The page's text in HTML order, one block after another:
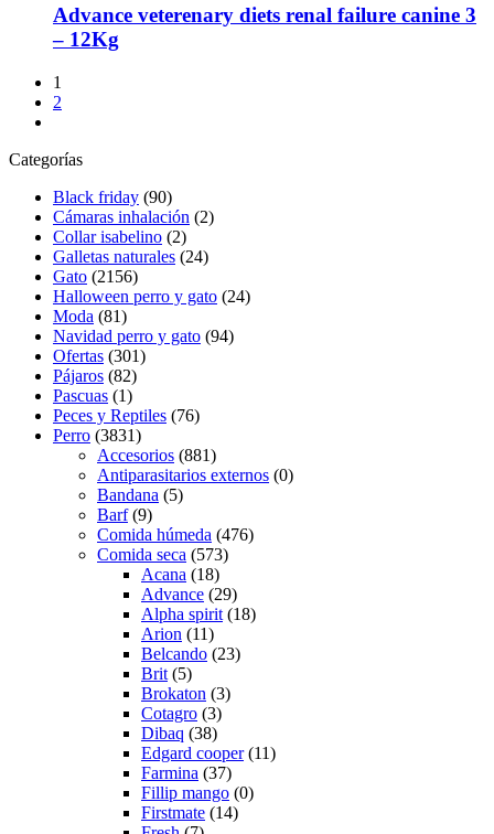
página
múltiples
variantes.
página
de
producto
Advance veterenary diets renal failure canine 3
– 12Kg
1
2
Categorías
Black friday (90)
Cámaras inhalación (2)
Collar isabelino (2)
Galletas naturales (24)
Gato (2156)
Halloween perro y gato (24)
Moda (81)
Navidad perro y gato (94)
Ofertas (301)
Pájaros (82)
Pascuas (1)
Peces y Reptiles (76)
Perro (3831)
Accesorios (881)
Antiparasitarios externos (0)
Bandana (5)
Barf (9)
Comida húmeda (476)
Comida seca (573)
Acana (18)
Advance (29)
Alpha spirit (18)
Arion (11)
Belcando (23)
Brit (5)
Brokaton (3)
Cotagro (3)
Dibaq (38)
Edgard cooper (11)
Farmina (37)
Fillip mango (0)
Firstmate (14)